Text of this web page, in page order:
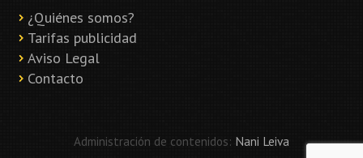
¿Quiénes somos?
Tarifas publicidad
Aviso Legal
Contacto
Administración de contenidos: Nani Leiva